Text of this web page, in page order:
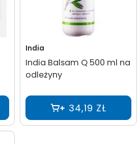
India
India Balsam Q 500 ml na
odleżyny
34,19 ZŁ